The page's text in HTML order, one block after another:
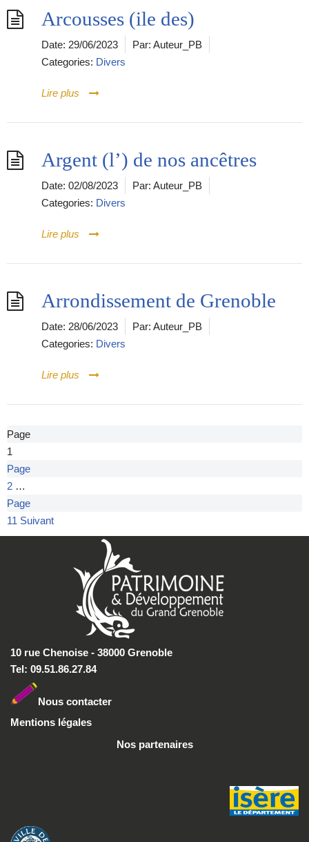
Arcousses (ile des)
Date: 29/06/2023 Par: Auteur_PB
Categories: Divers
Lire plus
Argent (l’) de nos ancêtres
Date: 02/08/2023 Par: Auteur_PB
Categories: Divers
Lire plus
Arrondissement de Grenoble
Date: 28/06/2023 Par: Auteur_PB
Categories: Divers
Lire plus
Page
1
Page
2 …
Page
11 Suivant
10 rue Chenoise - 38000 Grenoble
Tel: 09.51.86.27.84
Nous contacter
Mentions légales
Nos partenaires